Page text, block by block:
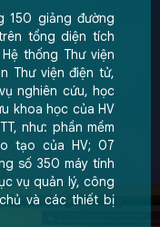
ACCA)
(Theo định hướng
150 giảng đường
tổng diện tích
thống Thư viện
Thư viện điện tử,
nghiên cứu, học
khoa học của HV
như: phần mềm
tạo của HV; 07
số 350 máy tính
vụ quản lý, công
và các thiết bị